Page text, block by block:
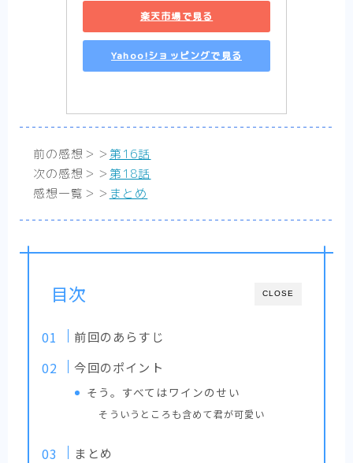
【末永くよろしくお願いします】残念美少女
と可愛いツンデレ系イケメンのカオスな同棲
話【まとめ】完結済
【推したいしております】私たちの「好き」
をどうか否定しないで【感想まとめ】
【不徳のギルド】エロコメディ？バトル漫
【ひねくれ騎士とふわふわ姫様】可愛らしい
二人と可愛らしい妖精と可愛らしいお家の癒
やし漫画【感想まとめ】
【SPY×FAMILY】魅力あふれるキャラクター
楽天市場で見る
Yahoo!ショッピングで見る
前の感想＞＞ 第16話
次の感想＞＞ 第18話
感想一覧＞＞ まとめ
CLOSE
目次
前回のあらすじ
今回のポイント
そう。すべてはワインのせい
そういうところも含めて君が可愛い
まとめ